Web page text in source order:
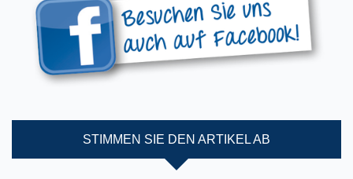
STIMMEN SIE DEN ARTIKEL AB